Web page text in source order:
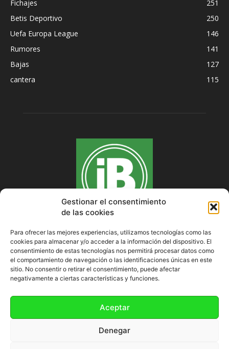
Gestionar el consentimiento
de las cookies
Para ofrecer las mejores experiencias, utilizamos tecnologías como las
cookies para almacenar y/o acceder a la información del dispositivo. El
consentimiento de estas tecnologías nos permitirá procesar datos como
el comportamiento de navegación o las identificaciones únicas en este
sitio. No consentir o retirar el consentimiento, puede afectar
negativamente a ciertas características y funciones.
Aceptar
Denegar
Fichajes
251
Betis Deportivo
250
Uefa Europa League
146
Rumores
141
Bajas
127
cantera
115
SOBRE NOSOTROS